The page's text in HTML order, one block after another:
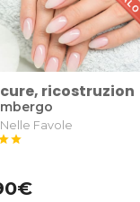
di 60 min.
Favole
star